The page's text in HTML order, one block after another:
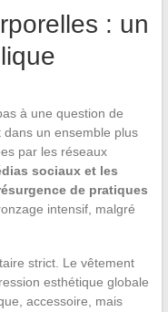
: un
à une question de
dans un ensemble plus
par les réseaux
sociaux et les
de pratiques
intensif, malgré
strict. Le vêtement
esthétique globale
accessoire, mais